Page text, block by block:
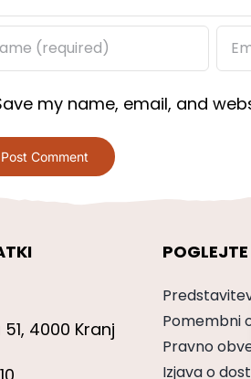
my name, email, and
4000 Kranj
Pomembni
Pravno
Izjava o